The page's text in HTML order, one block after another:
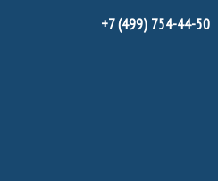
+7 (499) 754-44-50